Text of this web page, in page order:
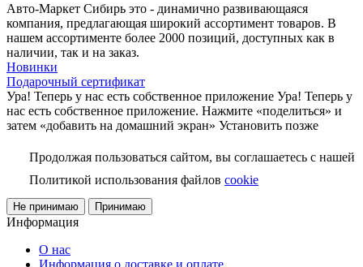
Авто-Маркет Сибирь это - динамично развивающаяся
компания, предлагающая широкий ассортимент товаров. В
нашем ассортименте более 2000 позиций, доступных как в
наличии, так и на заказ.
Новинки
Подарочный сертификат
Ура! Теперь у нас есть собственное приложение Ура! Теперь у
нас есть собственное приложение. Нажмите «поделиться» и
затем «добавить на домашний экран» Установить позже
Продолжая пользоваться сайтом, вы соглашаетесь с нашей
Политикой использования файлов cookie
Не принимаю Принимаю
Информация
О нас
Информация о доставке и оплате